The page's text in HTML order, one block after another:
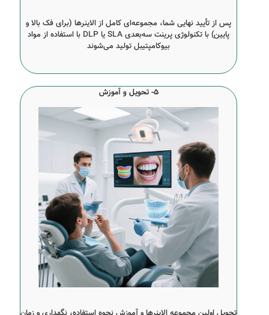
پس از تأیید نهایی شما، مجموعه‌ای کامل از الاینرها (برای فک بالا و
پایین) با تکنولوژی پرینت سه‌بعدی SLA یا DLP با استفاده از مواد
بیوکامپتیبل تولید می‌شوند
5- تحویل و آموزش